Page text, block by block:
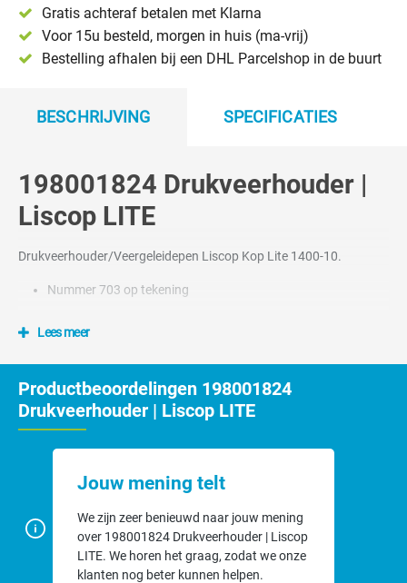
Gratis achteraf betalen met Klarna
Voor 15u besteld, morgen in huis (ma-vrij)
Bestelling afhalen bij een DHL Parcelshop in de buurt
BESCHRIJVING SPECIFICATIES
198001824 Drukveerhouder |
Liscop LITE
Drukveerhouder/Veergeleidepen Liscop Kop Lite 1400-10.
Nummer 703 op tekening
Lees meer
Productbeoordelingen 198001824
Drukveerhouder | Liscop LITE
Jouw mening telt
We zijn zeer benieuwd naar jouw mening
over 198001824 Drukveerhouder | Liscop
LITE. We horen het graag, zodat we onze
klanten nog beter kunnen helpen.